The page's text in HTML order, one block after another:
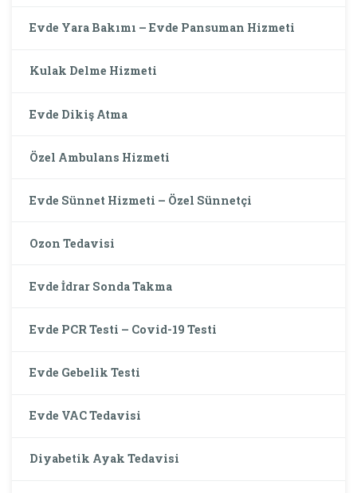
Evde Yara Bakımı – Evde Pansuman Hizmeti
Kulak Delme Hizmeti
Evde Dikiş Atma
Özel Ambulans Hizmeti
Evde Sünnet Hizmeti – Özel Sünnetçi
Ozon Tedavisi
Evde İdrar Sonda Takma
Evde PCR Testi – Covid-19 Testi
Evde Gebelik Testi
Evde VAC Tedavisi
Diyabetik Ayak Tedavisi